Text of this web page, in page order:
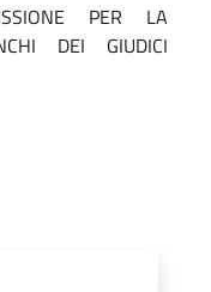
PER LA
DEI GIUDICI